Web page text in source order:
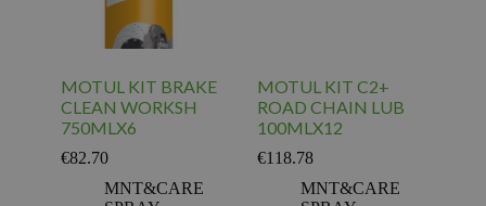
MOTUL KIT BRAKE
CLEAN WORKSH
750MLX6
€82.70
MNT&CARE
MOTUL KIT C2+
ROAD CHAIN LUB
100MLX12
€118.78
MNT&CARE